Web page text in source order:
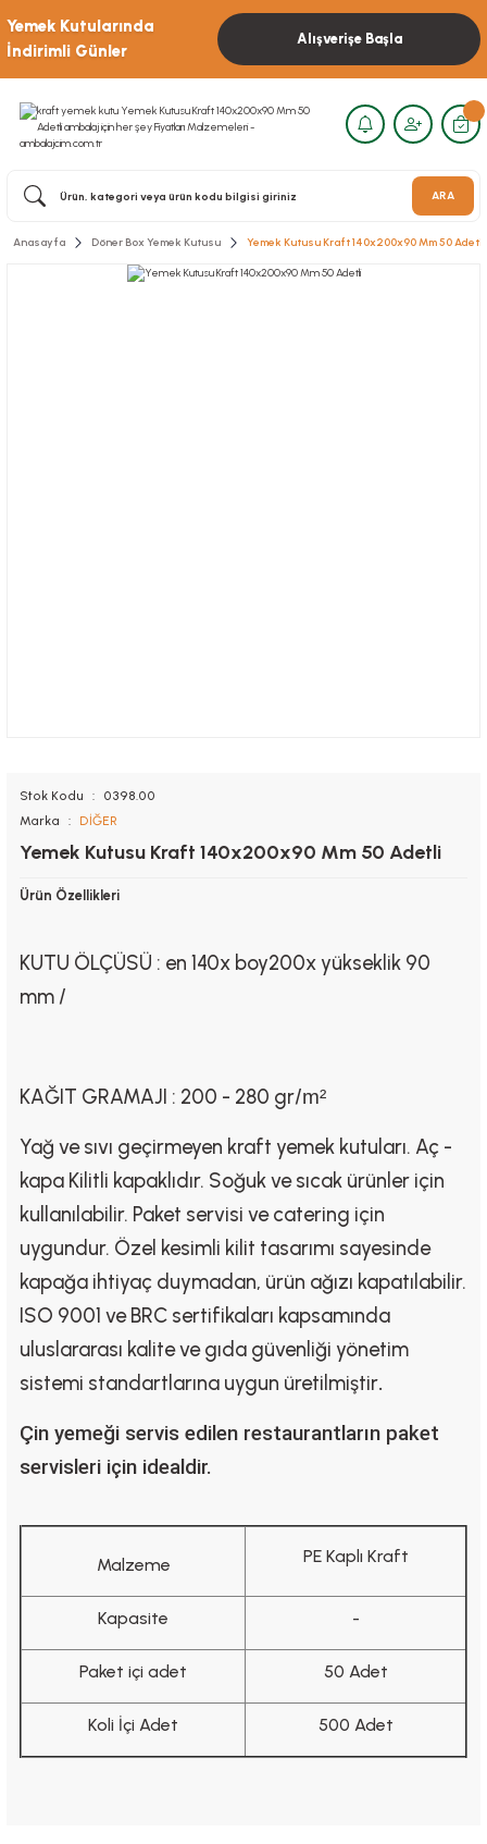
Yemek Kutularında
İndirimli Günler
Alışverişe Başla
ARA
Anasayfa Döner Box Yemek Kutusu Yemek Kutusu Kraft 140x200x90 Mm 50 Adetli
Stok Kodu
0398.00
Marka
DİĞER
Yemek Kutusu Kraft 140x200x90 Mm 50 Adetli
Ürün Özellikleri
KUTU ÖLÇÜSÜ : en 140x boy200x yükseklik 90
mm /
KAĞIT GRAMAJI : 200 - 280 gr/m²
Yağ ve sıvı geçirmeyen kraft yemek kutuları. Aç -
kapa Kilitli kapaklıdır. Soğuk ve sıcak ürünler için
kullanılabilir. Paket servisi ve catering için
uygundur. Özel kesimli kilit tasarımı sayesinde
kapağa ihtiyaç duymadan, ürün ağızı kapatılabilir.
ISO 9001 ve BRC sertifikaları kapsamında
uluslararası kalite ve gıda güvenliği yönetim
sistemi standartlarına uygun üretilmiştir.
Çin yemeği servis edilen restaurantların paket
servisleri için idealdir.
Malzeme PE Kaplı Kraft
Kapasite -
Paket içi adet 50 Adet
Koli İçi Adet 500 Adet